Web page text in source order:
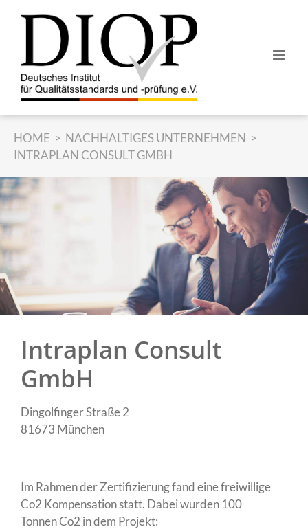
p
r
i
n
g
e
n
HOME
NACHHALTIGES UNTERNEHMEN
INTRAPLAN CONSULT GMBH
Intraplan Consult
GmbH
Dingolfinger Straße 2
81673 München
Im Rahmen der Zertifizierung fand eine freiwillige
Co2 Kompensation statt. Dabei wurden 100
Tonnen Co2 in dem Projekt: